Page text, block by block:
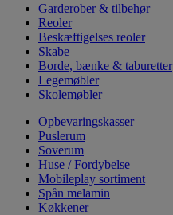
Garderober & tilbehør
Reoler
Beskæftigelses reoler
Skabe
Borde, bænke & taburetter
Legemøbler
Skolemøbler
Opbevaringskasser
Puslerum
Soverum
Huse / Fordybelse
Mobileplay sortiment
Spån melamin
Køkkener